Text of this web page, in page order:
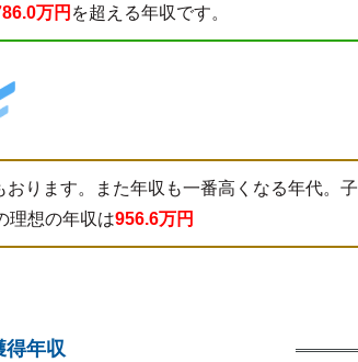
万円 を超える年収です。
ります。また年収も一番高くなる年代。子
理想の年収は956.6万円
得年収